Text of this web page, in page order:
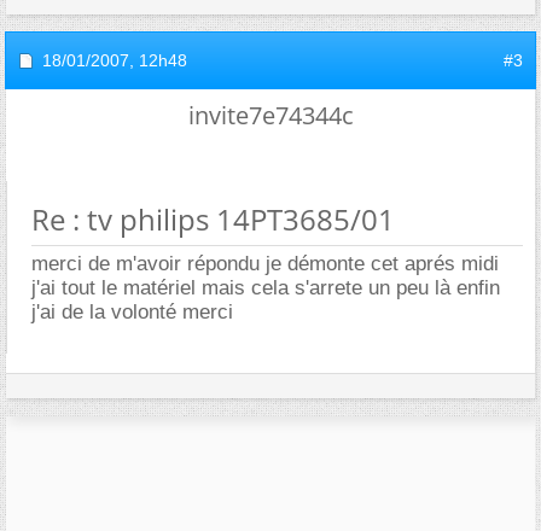
18/01/2007, 12h48 #3
invite7e74344c
Re : tv philips 14PT3685/01
merci de m'avoir répondu je démonte cet aprés midi
j'ai tout le matériel mais cela s'arrete un peu là enfin
j'ai de la volonté merci